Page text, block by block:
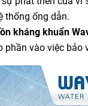
thống ống dẫn.
kháng khuẩn
vào việc bảo